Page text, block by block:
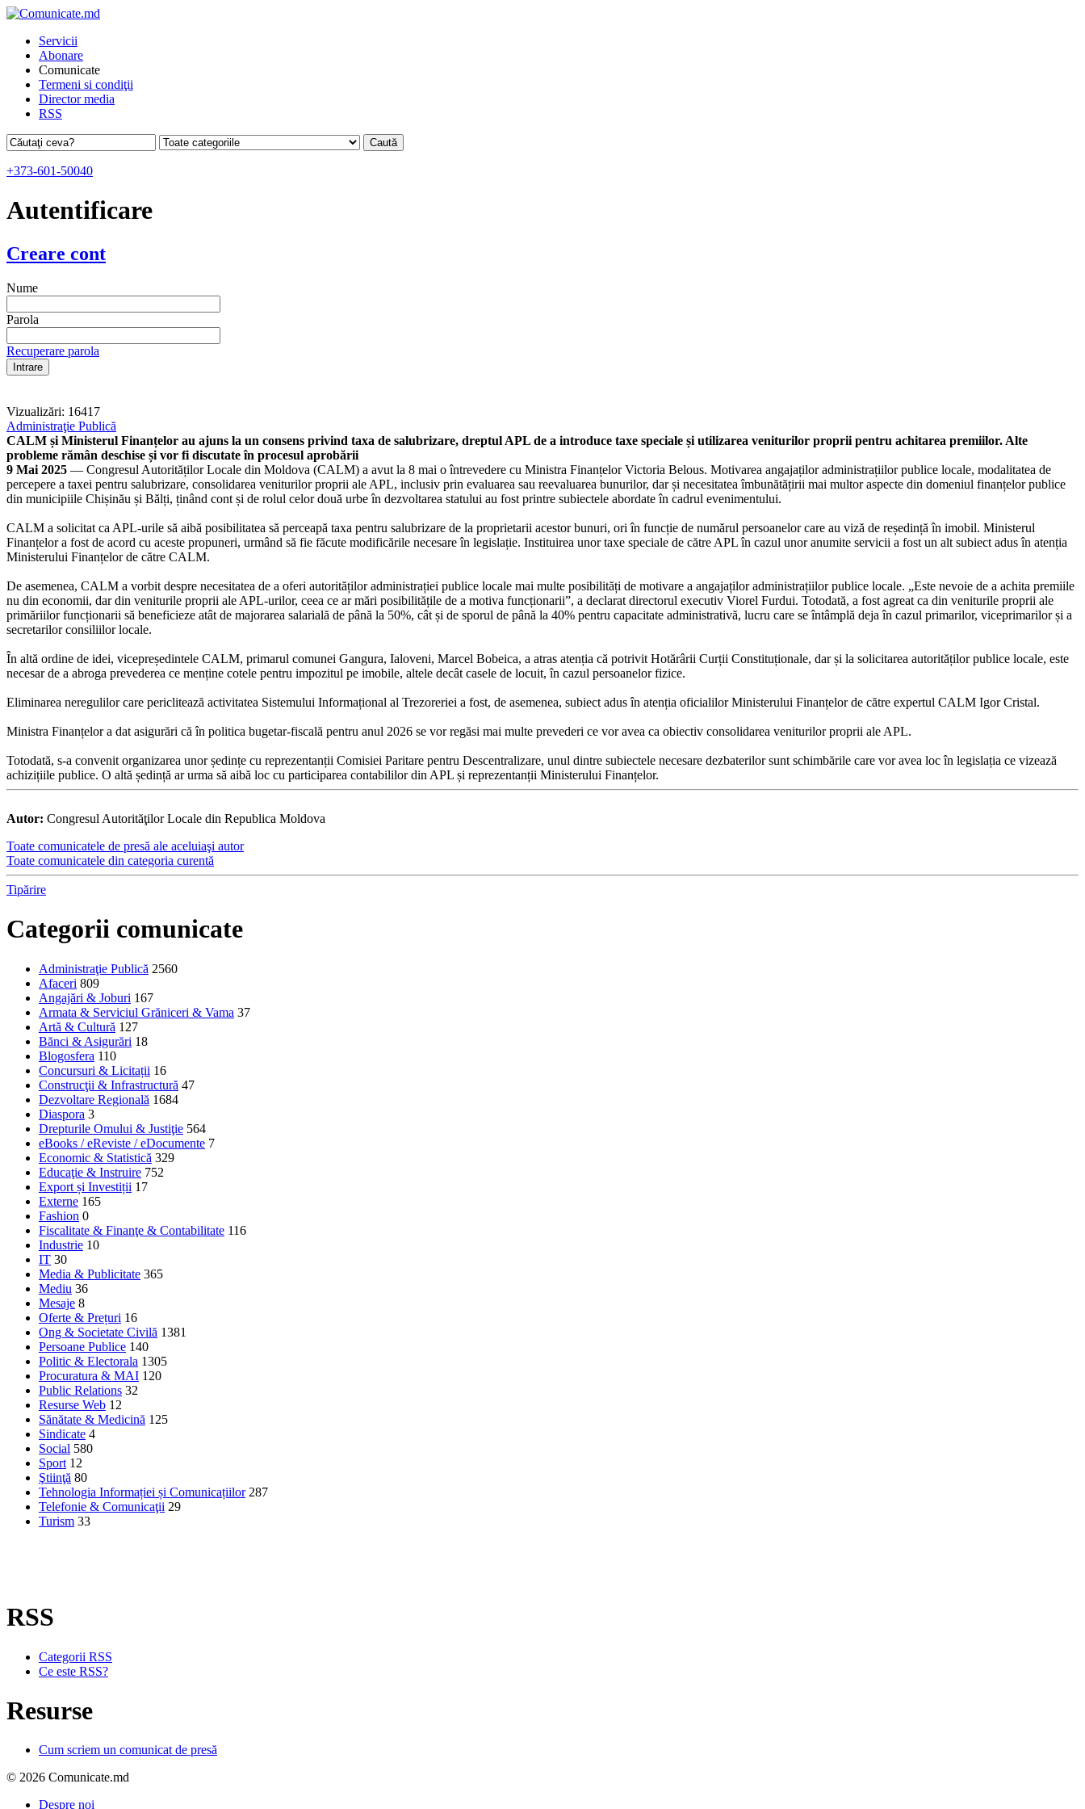
Servicii
Abonare
Comunicate
Termeni si condiţii
Director media
RSS
+373-601-50040
Autentificare
Creare cont
Nume
Parola
Recuperare parola
Vizualizări: 16417
Administraţie Publică
CALM și Ministerul Finanțelor au ajuns la un consens privind taxa de salubrizare, dreptul APL de a introduce taxe speciale și utilizarea veniturilor proprii pentru achitarea premiilor. Alte
probleme rămân deschise și vor fi discutate în procesul aprobării
9 Mai 2025 — Congresul Autorităților Locale din Moldova (CALM) a avut la 8 mai o întrevedere cu Ministra Finanțelor Victoria Belous. Motivarea angajaților administrațiilor publice locale, modalitatea de
percepere a taxei pentru salubrizare, consolidarea veniturilor proprii ale APL, inclusiv prin evaluarea sau reevaluarea bunurilor, dar și necesitatea îmbunătățirii mai multor aspecte din domeniul finanțelor publice
din municipiile Chișinău și Bălți, ținând cont și de rolul celor două urbe în dezvoltarea statului au fost printre subiectele abordate în cadrul evenimentului.
CALM a solicitat ca APL-urile să aibă posibilitatea să perceapă taxa pentru salubrizare de la proprietarii acestor bunuri, ori în funcție de numărul persoanelor care au viză de reședință în imobil. Ministerul
Finanțelor a fost de acord cu aceste propuneri, urmând să fie făcute modificările necesare în legislație. Instituirea unor taxe speciale de către APL în cazul unor anumite servicii a fost un alt subiect adus în atenția
Ministerului Finanțelor de către CALM.
De asemenea, CALM a vorbit despre necesitatea de a oferi autorităților administrației publice locale mai multe posibilități de motivare a angajaților administrațiilor publice locale. „Este nevoie de a achita premiile
nu din economii, dar din veniturile proprii ale APL-urilor, ceea ce ar mări posibilitățile de a motiva funcționarii”, a declarat directorul executiv Viorel Furdui. Totodată, a fost agreat ca din veniturile proprii ale
primăriilor funcționarii să beneficieze atât de majorarea salarială de până la 50%, cât și de sporul de până la 40% pentru capacitate administrativă, lucru care se întâmplă deja în cazul primarilor, viceprimarilor și a
secretarilor consiliilor locale.
În altă ordine de idei, vicepreședintele CALM, primarul comunei Gangura, Ialoveni, Marcel Bobeica, a atras atenția că potrivit Hotărârii Curții Constituționale, dar și la solicitarea autorităților publice locale, este
necesar de a abroga prevederea ce menține cotele pentru impozitul pe imobile, altele decât casele de locuit, în cazul persoanelor fizice.
Eliminarea neregulilor care periclitează activitatea Sistemului Informațional al Trezoreriei a fost, de asemenea, subiect adus în atenția oficialilor Ministerului Finanțelor de către expertul CALM Igor Cristal.
Ministra Finanțelor a dat asigurări că în politica bugetar-fiscală pentru anul 2026 se vor regăsi mai multe prevederi ce vor avea ca obiectiv consolidarea veniturilor proprii ale APL.
Totodată, s-a convenit organizarea unor ședințe cu reprezentanții Comisiei Paritare pentru Descentralizare, unul dintre subiectele necesare dezbaterilor sunt schimbările care vor avea loc în legislația ce vizează
achizițiile publice. O altă ședință ar urma să aibă loc cu participarea contabililor din APL și reprezentanții Ministerului Finanțelor.
Autor: Congresul Autorităţilor Locale din Republica Moldova
Toate comunicatele de presă ale aceluiaşi autor
Toate comunicatele din categoria curentă
Tipărire
Categorii comunicate
Administraţie Publică 2560
Afaceri 809
Angajări & Joburi 167
Armata & Serviciul Grăniceri & Vama 37
Artă & Cultură 127
Bănci & Asigurări 18
Blogosfera 110
Concursuri & Licitații 16
Construcţii & Infrastructură 47
Dezvoltare Regională 1684
Diaspora 3
Drepturile Omului & Justiţie 564
eBooks / eReviste / eDocumente 7
Economic & Statistică 329
Educaţie & Instruire 752
Export și Investiții 17
Externe 165
Fashion 0
Fiscalitate & Finanţe & Contabilitate 116
Industrie 10
IT 30
Media & Publicitate 365
Mediu 36
Mesaje 8
Oferte & Prețuri 16
Ong & Societate Civilă 1381
Persoane Publice 140
Politic & Electorala 1305
Procuratura & MAI 120
Public Relations 32
Resurse Web 12
Sănătate & Medicină 125
Sindicate 4
Social 580
Sport 12
Ştiinţă 80
Tehnologia Informației și Comunicațiilor 287
Telefonie & Comunicaţii 29
Turism 33
RSS
Categorii RSS
Ce este RSS?
Resurse
Cum scriem un comunicat de presă
© 2026 Comunicate.md
Despre noi